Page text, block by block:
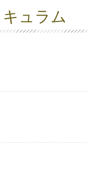
ュラム